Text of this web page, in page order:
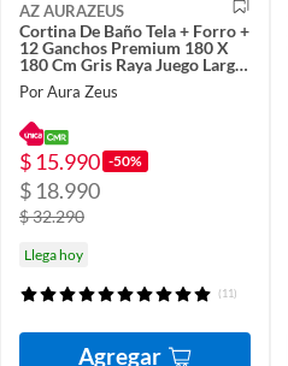
AZ AURAZEUS
Cortina De Baño Tela + Forro +
12 Ganchos Premium 180 X
180 Cm Gris Raya Juego Larga
Az
Por Aura Zeus
$ 15.990 -50%
$ 18.990
$ 32.290
Llega hoy
(11)
Agregar